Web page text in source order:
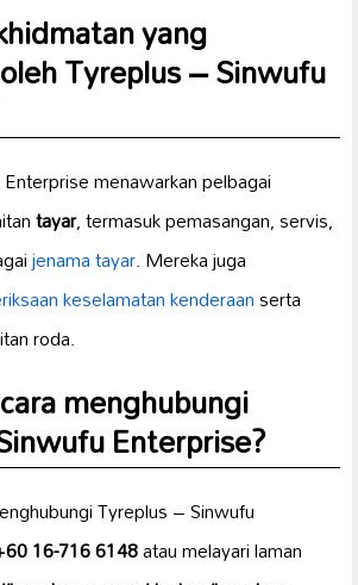
yang
Tyreplus – Sinwufu
menawarkan pelbagai
tayar, termasuk pemasangan, servis,
jenama tayar. Mereka juga
keselamatan kenderaanserta
roda.
menghubungi
Enterprise?
Tyreplus – Sinwufu
16-716 6148atau melayari laman